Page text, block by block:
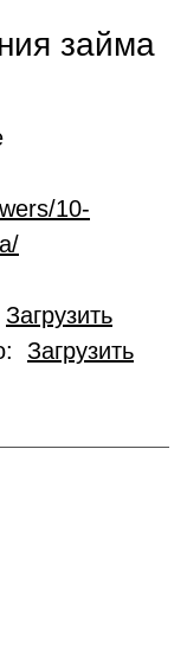
займа
10-
Загрузить
Загрузить